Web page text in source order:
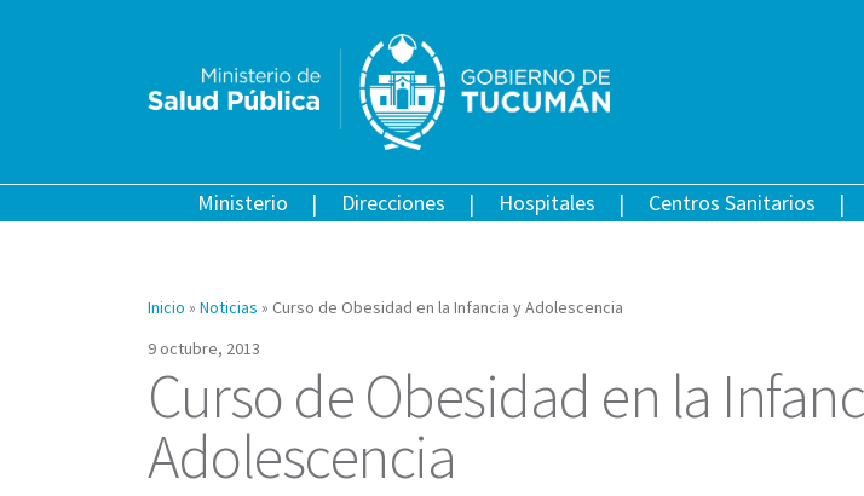
Ministerio Direcciones Hospitales Centros Sanitarios
Inicio » Noticias » Curso de Obesidad en la Infancia y Adolescencia
9 octubre, 2013
Curso de Obesidad en la
Adolescencia